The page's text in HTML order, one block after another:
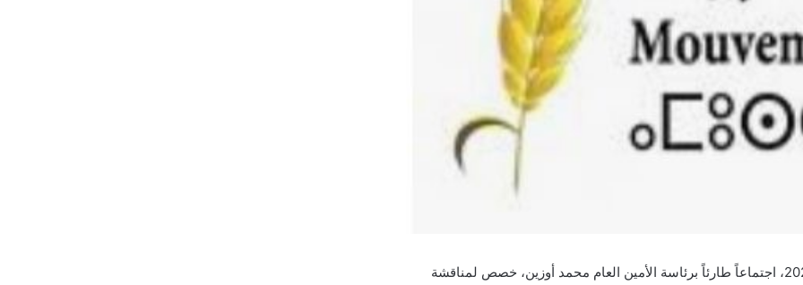
عقد المكتب السياسي لحزب الحركة الشعبية، يوم الخميس 2 أكتوبر 2025، اجتماعاً طارئاً برئاسة الأمين العام محمد أوزين، خصص لمناقشة